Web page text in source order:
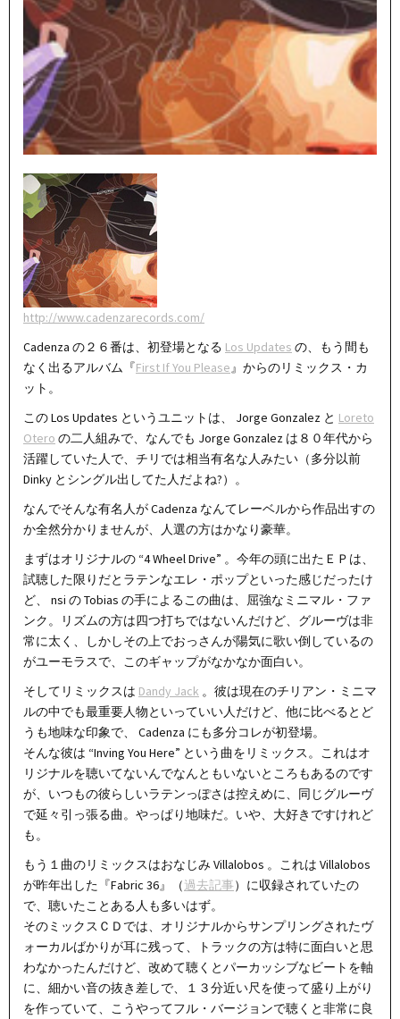
http://www.cadenzarecords.com/
Cadenza の２６番は、初登場となる Los Updates の、もう間も
なく出るアルバム『First If You Please』からのリミックス・カ
ット。
この Los Updates というユニットは、 Jorge Gonzalez と Loreto
Otero の二人組みで、なんでも Jorge Gonzalez は８０年代から
活躍していた人で、チリでは相当有名な人みたい（多分以前
Dinky とシングル出してた人だよね?）。
なんでそんな有名人が Cadenza なんてレーベルから作品出すの
か全然分かりませんが、人選の方はかなり豪華。
まずはオリジナルの “4 Wheel Drive” 。今年の頭に出たＥＰは、
試聴した限りだとラテンなエレ・ポップといった感じだったけ
ど、 nsi の Tobias の手によるこの曲は、屈強なミニマル・ファ
ンク。リズムの方は四つ打ちではないんだけど、グルーヴは非
常に太く、しかしその上でおっさんが陽気に歌い倒しているの
がユーモラスで、このギャップがなかなか面白い。
そしてリミックスは Dandy Jack 。彼は現在のチリアン・ミニマ
ルの中でも最重要人物といっていい人だけど、他に比べるとど
うも地味な印象で、 Cadenza にも多分コレが初登場。
そんな彼は “Inving You Here” という曲をリミックス。これはオ
リジナルを聴いてないんでなんともいないところもあるのです
が、いつもの彼らしいラテンっぽさは控えめに、同じグルーヴ
で延々引っ張る曲。やっぱり地味だ。いや、大好きですけれど
も。
もう１曲のリミックスはおなじみ Villalobos 。これは Villalobos
が昨年出した『Fabric 36』（過去記事）に収録されていたの
で、聴いたことある人も多いはず。
そのミックスＣＤでは、オリジナルからサンプリングされたヴ
ォーカルばかりが耳に残って、トラックの方は特に面白いと思
わなかったんだけど、改めて聴くとパーカッシブなビートを軸
に、細かい音の抜き差しで、１３分近い尺を使って盛り上がり
を作っていて、こうやってフル・バージョンで聴くと非常に良